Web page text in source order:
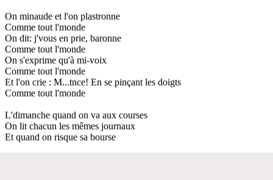
On minaude et l'on plastronne
Comme tout l'monde
On dit: j'vous en prie, baronne
Comme tout l'monde
On s'exprime qu'à mi-voix
Comme tout l'monde
Et l'on crie : M...tnce! En se pinçant les doigts
Comme tout l'monde
L'dimanche quand on va aux courses
On lit chacun les mêmes journaux
Et quand on risque sa bourse